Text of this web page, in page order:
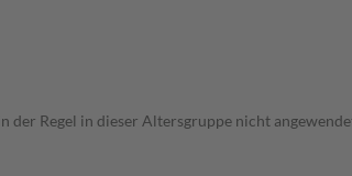
Regel in dieser Altersgruppe nicht